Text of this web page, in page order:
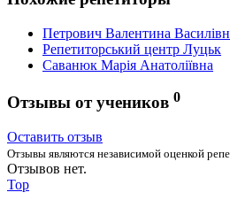
Петрович Валентина
Репетиторський центр Луцьк
Саванюк Марія Анатоліївна
Отзывы от учеников 0
Оставить отзыв
Отзывы являются независимой оценкой
Отзывов нет.
Top